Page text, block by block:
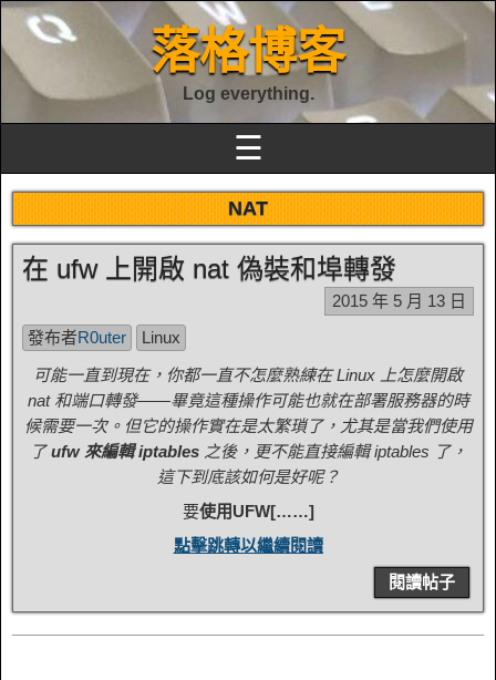
落格博客
Log everything.
☰
NAT
在 ufw 上開啟 nat 偽裝和埠轉發
2015 年 5 月 13 日
發布者R0uter
Linux
可能一直到現在，你都一直不怎麼熟練在 Linux 上怎麼開啟
nat 和端口轉發——畢竟這種操作可能也就在部署服務器的時
候需要一次。但它的操作實在是太繁瑣了，尤其是當我們使用
了ufw 來編輯 iptables之後，更不能直接編輯 iptables 了，
這下到底該如何是好呢？
要使用UFW[……]
點擊跳轉以繼續閱讀
閱讀帖子